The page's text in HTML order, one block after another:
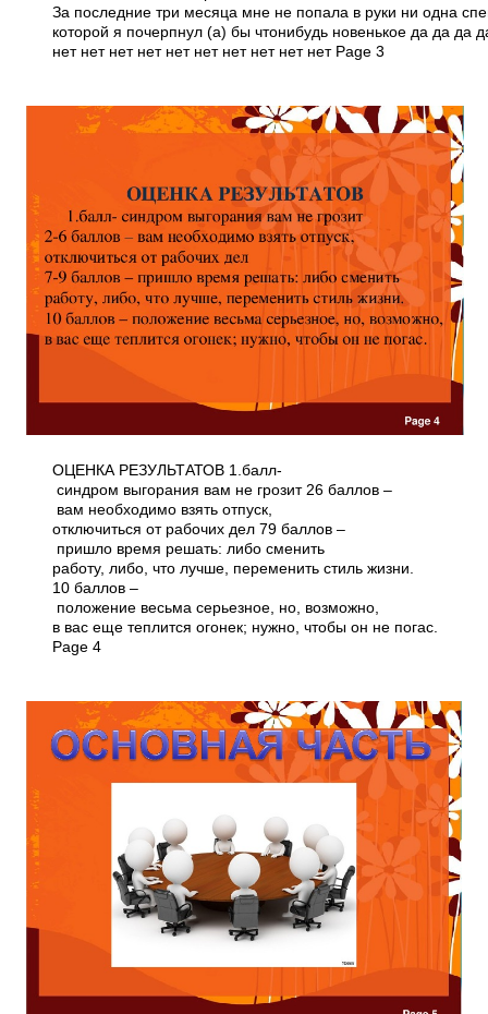
За последние три месяца мне не попала в руки ни одна
которой я почерпнул (а) бы что­нибудь новенькое да да да
нет нет нет нет нет нет нет нет нет нет Page 3
ОЦЕНКА РЕЗУЛЬТАТОВ 1.балл­
синдром выгорания вам не грозит 2­6 баллов –
вам необходимо взять отпуск,
отключиться от рабочих дел 7­9 баллов –
пришло время решать: либо сменить
работу, либо, что лучше, переменить стиль жизни.
10 баллов –
положение весьма серьезное, но, возможно,
в вас еще теплится огонек; нужно, чтобы он не погас.
Page 4